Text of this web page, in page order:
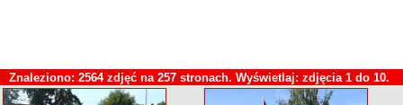
Znaleziono: 2564 zdjęć na 257 stronach. Wyświetlaj: zdjęcia 1 do 10.